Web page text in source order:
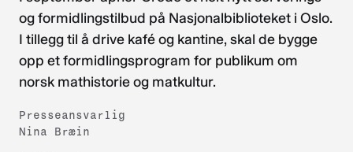
og formidlingstilbud på Nasjonalbiblioteket i Oslo.
I tillegg til å drive kafé og kantine, skal de bygge
opp et formidlingsprogram for publikum om
norsk mathistorie og matkultur.
Presseansvarlig
Nina Bræin